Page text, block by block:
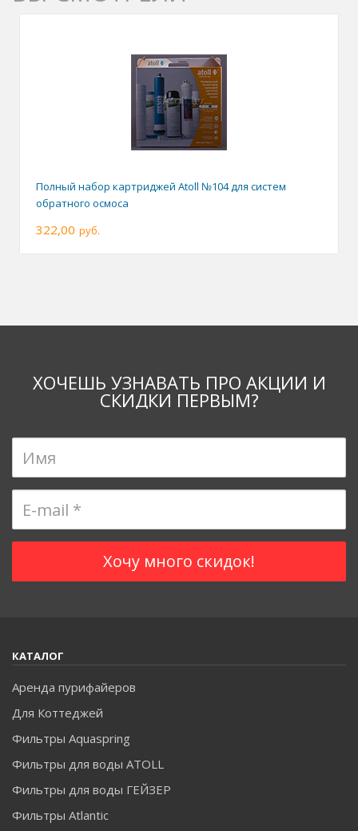
Полный набор картриджей Atoll №104 для систем
обратного осмоса
322,00 руб.
ХОЧЕШЬ УЗНАВАТЬ ПРО АКЦИИ И
СКИДКИ ПЕРВЫМ?
КАТАЛОГ
Аренда пурифайеров
Для Коттеджей
Фильтры Aquaspring
Фильтры для воды ATOLL
Фильтры для воды ГЕЙЗЕР
Фильтры Atlantic